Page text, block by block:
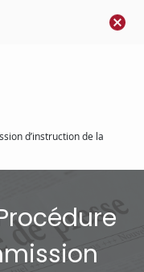
d’instruction de la